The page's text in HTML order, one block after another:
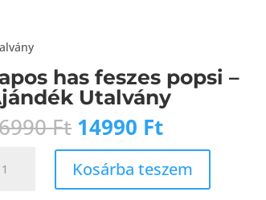
has feszes popsi –
Utalvány
Ft Original
price
was:
16990 Ft.
14990 FtCurrent
price
is:
14990 Ft.
Kosárba teszem